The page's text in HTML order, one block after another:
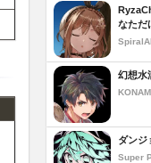
なただ
SpiralAI
幻想水
ダンジ
Super